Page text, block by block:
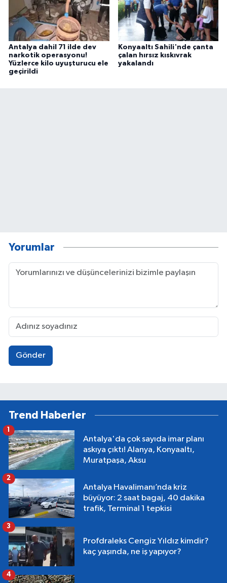
Antalya dahil 71 ilde dev
narkotik operasyonu!
Yüzlerce kilo uyuşturucu ele
geçirildi
Konyaaltı Sahili'nde çanta
çalan hırsız kıskıvrak
yakalandı
Yorumlar
Gönder
Trend Haberler
Antalya'da çok sayıda imar planı
askıya çıktı! Alanya, Konyaaltı,
Muratpaşa, Aksu
1
Antalya Havalimanı’nda kriz
büyüyor: 2 saat bagaj, 40 dakika
trafik, Terminal 1 tepkisi
2
Profdraleks Cengiz Yıldız kimdir?
kaç yaşında, ne iş yapıyor?
3
4